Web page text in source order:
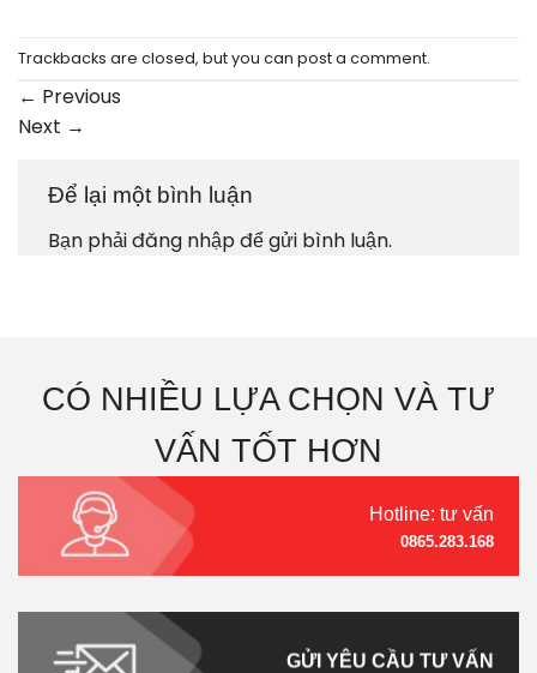
Trackbacks are closed, but you can post a comment.
← Previous
Next →
Để lại một bình luận
Bạn phảiđăng nhậpđể gửi bình luận.
CÓ NHIỀU LỰA CHỌN VÀ TƯ
VẤN TỐT HƠN
Hotline: tư vấn
0865.283.168
GỬI YÊU CẦU TƯ VẤN